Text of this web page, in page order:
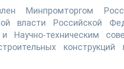
Минпромторгом
власти Российской
Научно-техническим
конструкций